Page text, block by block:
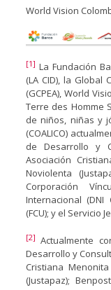
World Vision
[1] La Fundación
(LA CID), la Global
(GCPEA), World
Terre des Homme
de niños, niñas y
(COALICO)
de Desarrollo y
Asociación
Noviolenta
Corporación
Internacional (DNI
(FCU); y el Servicio
[2] Actualmente
Desarrollo y
Cristiana
(Justapaz);